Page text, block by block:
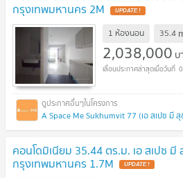
กรุงเทพมหานคร 2M UPDATE !
1 ห้องนอน 35.4
2,038,000 บ
A Space Me Sukhumvit 77 (เอ สเปซ มี
คอนโดมิเนียม 35.44 ตร.ม. เอ สเปซ
กรุงเทพมหานคร 1.7M UPDATE !